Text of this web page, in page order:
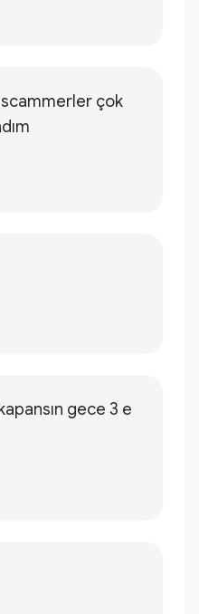
çok
gece 3 e